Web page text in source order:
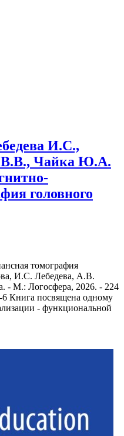
И.С.,
В.В., Чайка Ю.А.
головного
томография
И.С. Лебедева, А.В.
- М.: Логосфера, 2026. - 224
Книга посвящена одному
- функциональной